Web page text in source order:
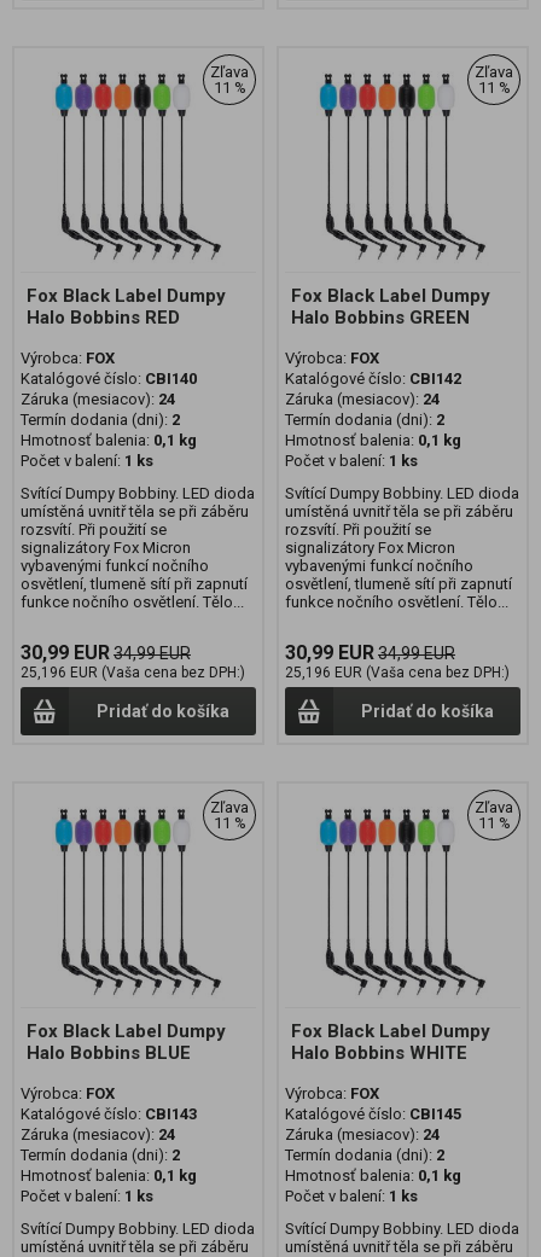
Zľava
11 %
Fox Black Label Dumpy
Halo Bobbins RED
Výrobca: FOX
Katalógové číslo: CBI140
Záruka (mesiacov): 24
Termín dodania (dni): 2
Hmotnosť balenia: 0,1 kg
Počet v balení: 1 ks
Svítící Dumpy Bobbiny. LED dioda
umístěná uvnitř těla se při záběru
rozsvítí. Při použití se
signalizátory Fox Micron
vybavenými funkcí nočního
osvětlení, tlumeně sítí při zapnutí
funkce nočního osvětlení. Tělo...
30,99 EUR34,99 EUR
25,196 EUR (Vaša cena bez DPH:)
Pridať do košíka
Zľava
11 %
Fox Black Label Dumpy
Halo Bobbins GREEN
Výrobca: FOX
Katalógové číslo: CBI142
Záruka (mesiacov): 24
Termín dodania (dni): 2
Hmotnosť balenia: 0,1 kg
Počet v balení: 1 ks
Svítící Dumpy Bobbiny. LED dioda
umístěná uvnitř těla se při záběru
rozsvítí. Při použití se
signalizátory Fox Micron
vybavenými funkcí nočního
osvětlení, tlumeně sítí při zapnutí
funkce nočního osvětlení. Tělo...
30,99 EUR34,99 EUR
25,196 EUR (Vaša cena bez DPH:)
Pridať do košíka
Zľava
11 %
Fox Black Label Dumpy
Halo Bobbins BLUE
Výrobca: FOX
Katalógové číslo: CBI143
Záruka (mesiacov): 24
Termín dodania (dni): 2
Hmotnosť balenia: 0,1 kg
Počet v balení: 1 ks
Svítící Dumpy Bobbiny. LED dioda
umístěná uvnitř těla se při záběru
Zľava
11 %
Fox Black Label Dumpy
Halo Bobbins WHITE
Výrobca: FOX
Katalógové číslo: CBI145
Záruka (mesiacov): 24
Termín dodania (dni): 2
Hmotnosť balenia: 0,1 kg
Počet v balení: 1 ks
Svítící Dumpy Bobbiny. LED dioda
umístěná uvnitř těla se při záběru